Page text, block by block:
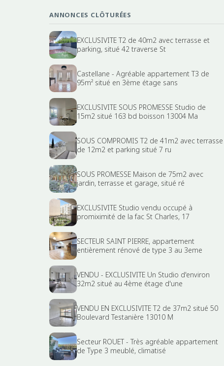
ANNONCES CLÔTURÉES
EXCLUSIVITE T2 de 40m2 avec terrasse et
parking, situé 42 traverse St
Castellane - Agréable appartement T3 de
95m² situé en 3ème étage sans
EXCLUSIVITE SOUS PROMESSE Studio de
15m2 situé 163 bd boisson 13004 Ma
SOUS COMPROMIS T2 de 41m2 avec terrasse
de 12m2 et parking situé 7 ru
SOUS PROMESSE Maison de 75m2 avec
jardin, terrasse et garage, situé ré
EXCLUSIVITE Studio vendu occupé à
promiximité de la fac St Charles, 17
SECTEUR SAINT PIERRE, appartement
entièrement rénové de type 3 au 3eme
VENDU - EXCLUSIVITE Un Studio d'environ
32m2 situé au 4ème étage d'une
VENDU EN EXCLUSIVITE T2 de 37m2 situé 50
Boulevard Testanière 13010 M
Secteur ROUET - Très agréable appartement
de Type 3 meublé, climatisé